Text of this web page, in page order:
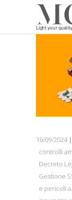
16/09/2024
controlli
Decreto
Gestione
e pericoli